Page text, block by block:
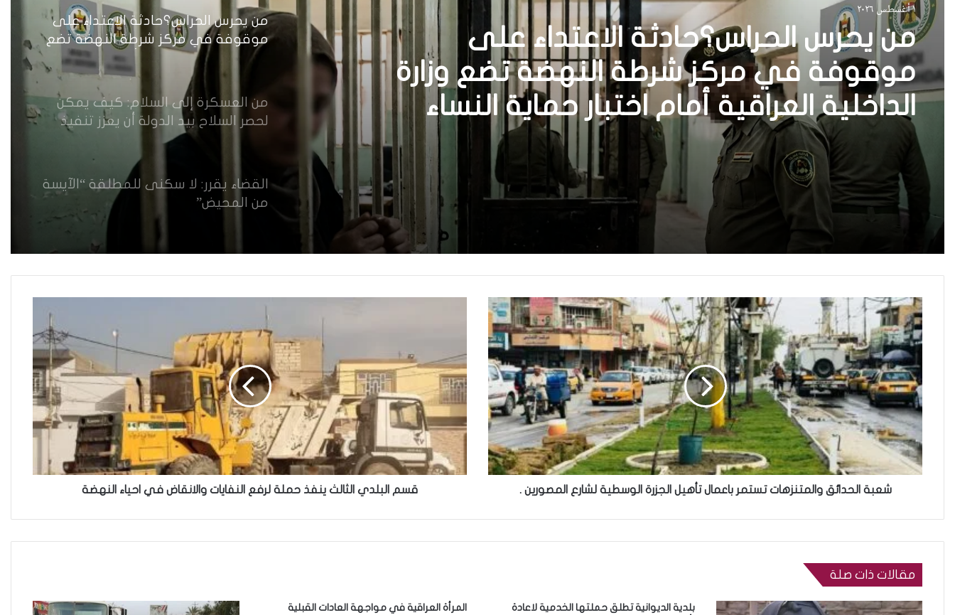
١ أغسطس ٢٠٢٦
من يحرس الحراس؟حادثة الاعتداء على
موقوفة في مركز شرطة النهضة تضع وزارة
الداخلية العراقية أمام اختبار حماية النساء
واستعادة الثقة
من يحرس الحراس؟حادثة الاعتداء على
موقوفة في مركز شرطة النهضة تضع
وزارة الداخلية العراقية أمام اختبار حماية
النساء واستعادة الثقة
من العسكرة إلى السلام: كيف يمكن
لحصر السلاح بيد الدولة أن يعزز تنفيذ
القضاء يقرر: لا سكنى للمطلقة “الآيسة
من المحيض”
فاطمة مسلم من الأنبار..أجلت حلم
المحاماة وتقدمت للعمل في مكافحة
الألغام
ريبورتاج “نون النسوة السياسية” يتحدث
عن تحديات مشاركة المرأة العراقية في
العملية السياسية
على الصمت في غياب أي مُعين
شعبة الحدائق والمتنزهات تستمر باعمال تأهيل الجزرة الوسطية لشارع المصورين . قسم البلدي الثالث ينفذ حملة لرفع النفايات والانقاض في احياء النهضة
مقالات ذات صلة
بلدية الديوانية تطلق حملتها الخدمية لاعادة
المرأة العراقية في مواجهة العادات القبلية